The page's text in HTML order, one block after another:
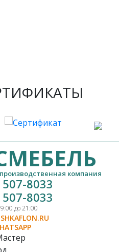
компания
8033
8033
до 21:00